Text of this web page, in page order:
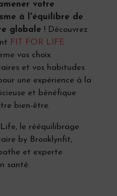
votre
à l'équilibre de
globale ! Découvrez
FIT FOR LIFE
vos choix
et vos habitudes
une expérience à la
et bénéfique
bien-être.
le rééquilibrage
by Brooklynfit,
et experte
santé.